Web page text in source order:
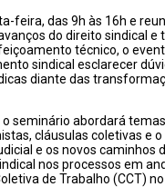
feira, das 9h às 16h e
do direito sindical e
técnico, o
sindical esclarecer
diante das
seminário abordará
cláusulas coletivas e
e os novos caminhos
nos processos em
de Trabalho (CCT) no